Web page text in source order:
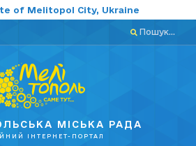
of Melitopol City, Ukraine
Пошук...
МІСЬКА РАДА
ІНТЕРНЕТ-ПОРТАЛ